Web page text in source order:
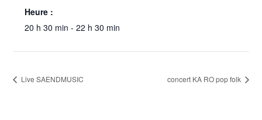
Heure :
20 h 30 min - 22 h 30 min
Live SAENDMUSIC concert KA RO pop folk